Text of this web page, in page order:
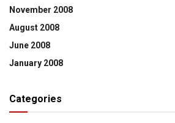
November 2008
August 2008
June 2008
January 2008
Categories